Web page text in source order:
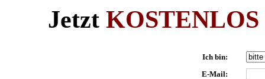
Jetzt KOSTENLOS
Ich bin:
E-Mail: